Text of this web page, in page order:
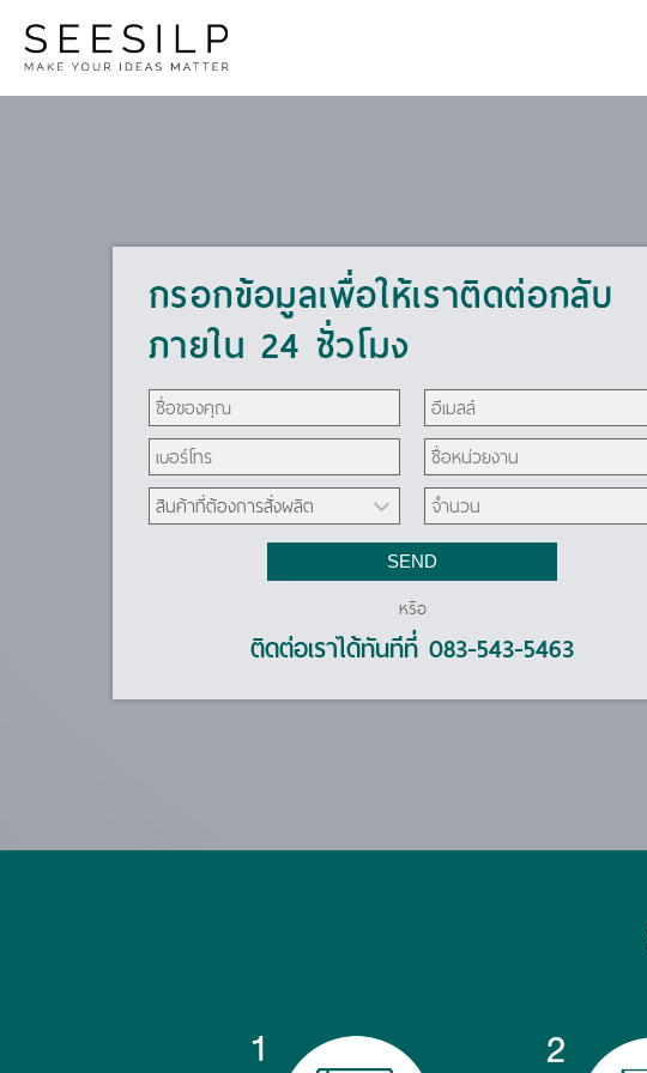
กรอกข้อมูลเพื่อให้เราติดต่อกลับ
ภายใน 24 ชั่วโมง
SEND
หรือ
ติดต่อเราได้ทันทีที่ 083-543-5463